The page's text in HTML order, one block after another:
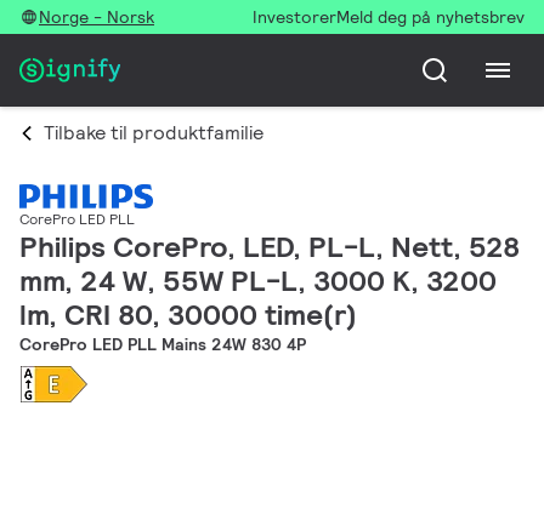
Norge - Norsk InvestorerMeld deg på nyhetsbrev
Tilbake til produktfamilie
CorePro LED PLL
Philips CorePro, LED, PL-L, Nett, 528
mm, 24 W, 55W PL-L, 3000 K, 3200
lm, CRI 80, 30000 time(r)
CorePro LED PLL Mains 24W 830 4P